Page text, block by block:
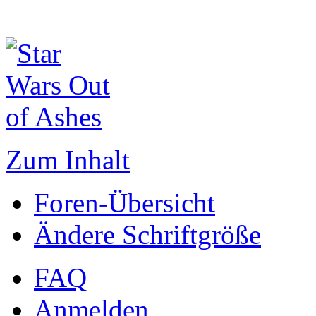
Zum Inhalt
Foren-Übersicht
Ändere Schriftgröße
FAQ
Anmelden